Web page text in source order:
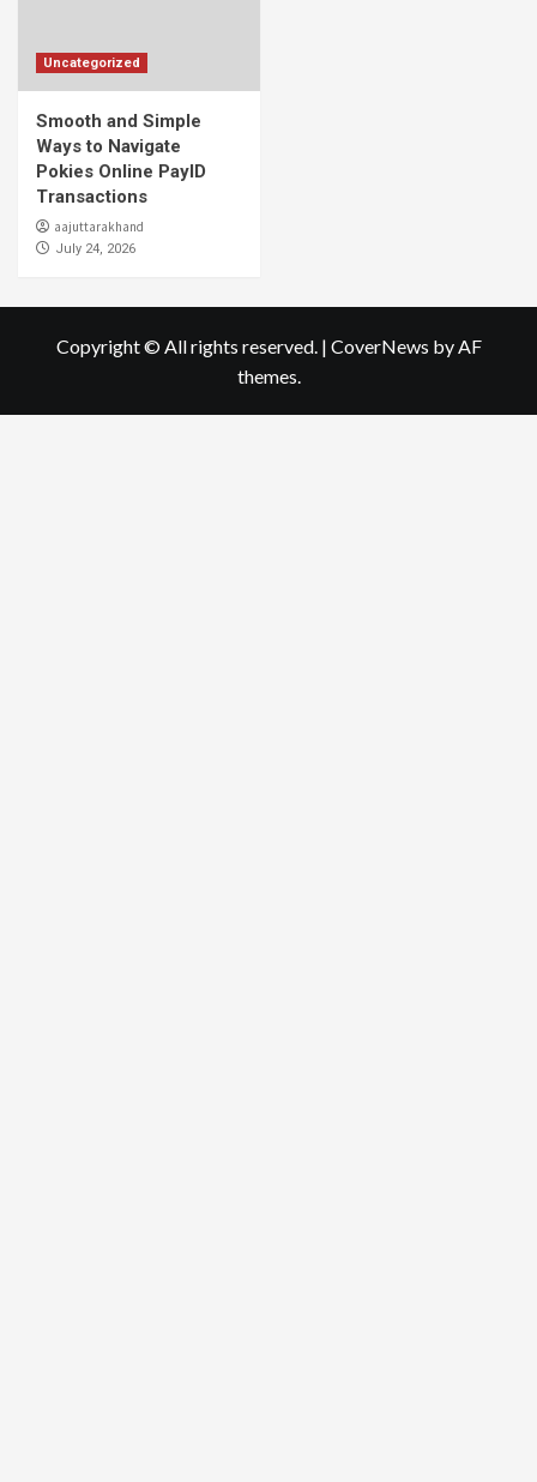
Uncategorized
Smooth and Simple
Ways to Navigate
Pokies Online PayID
Transactions
aajuttarakhand
July 24, 2026
Copyright © All rights reserved. | CoverNews by AF
themes.